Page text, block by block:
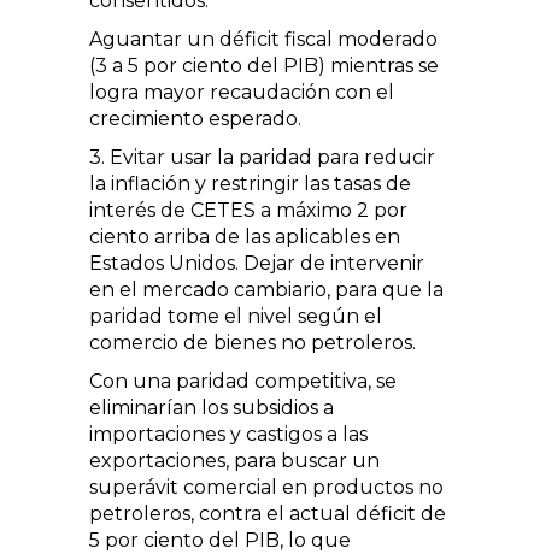
Aguantar un déficit fiscal moderado
(3 a 5 por ciento del PIB) mientras se
logra mayor recaudación con el
crecimiento esperado.
3. Evitar usar la paridad para reducir
la inflación y restringir las tasas de
interés de CETES a máximo 2 por
ciento arriba de las aplicables en
Estados Unidos. Dejar de intervenir
en el mercado cambiario, para que la
paridad tome el nivel según el
comercio de bienes no petroleros.
Con una paridad competitiva, se
eliminarían los subsidios a
importaciones y castigos a las
exportaciones, para buscar un
superávit comercial en productos no
petroleros, contra el actual déficit de
5 por ciento del PIB, lo que